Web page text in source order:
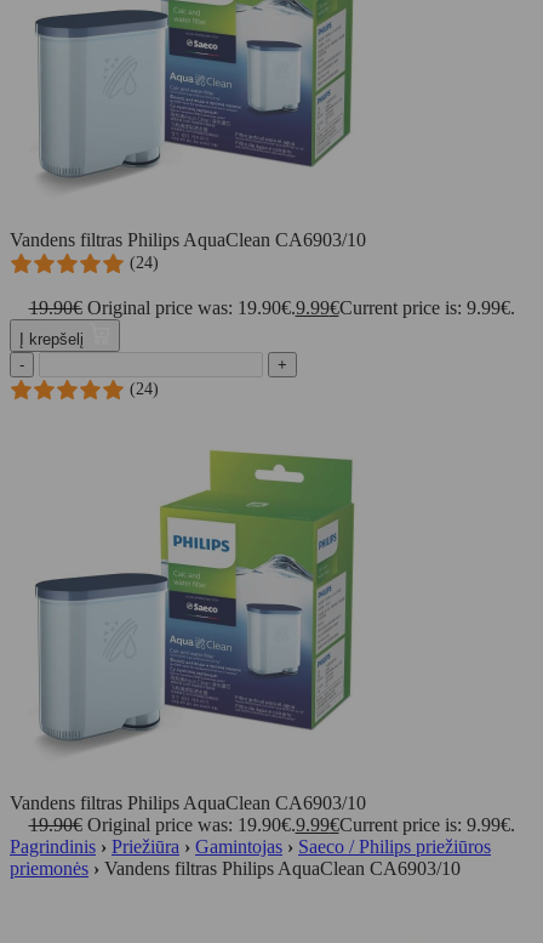
Vandens filtras Philips AquaClean CA6903/10
(24)
19.90€ Original price was: 19.90€.9.99€Current price is: 9.99€.
Į krepšelį
-
+
(24)
Vandens filtras Philips AquaClean CA6903/10
19.90€ Original price was: 19.90€.9.99€Current price is: 9.99€.
Pagrindinis › Priežiūra › Gamintojas › Saeco / Philips priežiūros
priemonės › Vandens filtras Philips AquaClean CA6903/10